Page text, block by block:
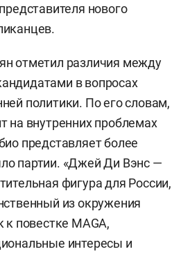
нового
отметил различия между
в вопросах
политики. По его словам,
на внутренних проблемах
представляет более
партии. «Джей Ди Вэнс —
фигура для России,
из окружения
к повестке MAGA,
интересы и